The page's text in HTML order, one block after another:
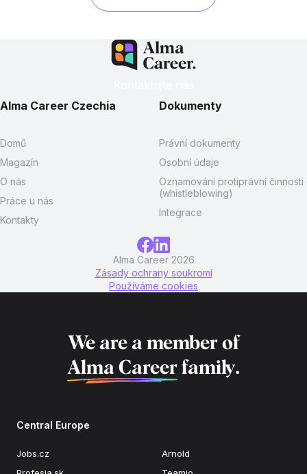
Alma Career Czechia
Domů
Magazín
O nás
Práce u nás
Kontakty
Dokumenty
Právní dokumenty
Osobní údaje
Oznamování protiprávní činnosti
(whistleblowing)
Integrace
Alma Career 2026
Zásady ochrany soukromí
Používáme cookies
We are a member of
Alma Career family.
Central Europe
Jobs.cz
Arnold